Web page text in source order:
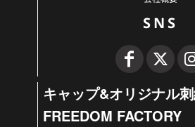
SNS
キャップ&オリジナル
FREEDOM FACTORY